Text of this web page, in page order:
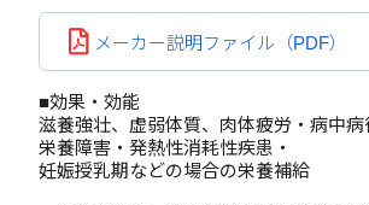
メーカー説明ファイル（PDF）
■効果・効能
滋養強壮、虚弱体質、肉体疲労・病中病
栄養障害・発熱性消耗性疾患・
妊娠授乳期などの場合の栄養補給